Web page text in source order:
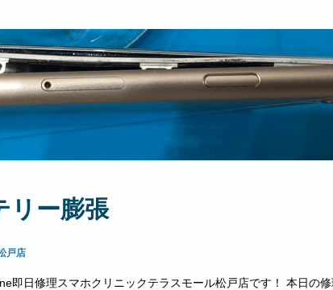
リー膨張
戸店
即日修理スマホクリニックテラスモール松戸店です！ 本日の修